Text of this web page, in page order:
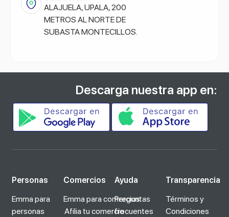
ALAJUELA, UPALA, 200
METROS AL NORTE DE
SUBASTA MONTECILLOS.
Descarga nuestra app en:
Personas
Emma para
personas
Comercios
Emma para comercios
Afilia tu comercio
Ayuda
Preguntas
frecuentes
Transparencia
Términos y
Condiciones